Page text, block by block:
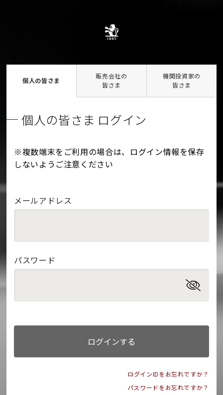
個人の皆さま
販売会社の
皆さま
機関投資家の
皆さま
個人の皆さま ログイン
※複数端末をご利用の場合は、ログイン情報を保存
しないようご注意ください
メールアドレス
パスワード
ログインする
ログインIDをお忘れですか？
パスワードをお忘れですか？